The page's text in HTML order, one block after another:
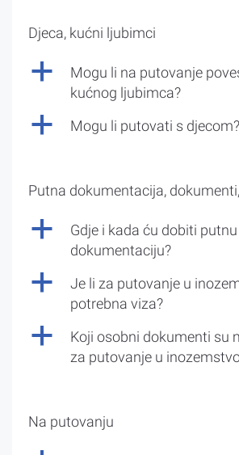
Djeca, kućni ljubimci
a
Mogu li na putovanje
kućnog ljubimca?
a Mogu li putovati s djecom?
Putna dokumentacija,
a
Gdje i kada ću dobiti putnu
dokumentaciju?
a
Je li za putovanje u
potrebna viza?
a
Koji osobni dokumenti su
za putovanje u
Na putovanju